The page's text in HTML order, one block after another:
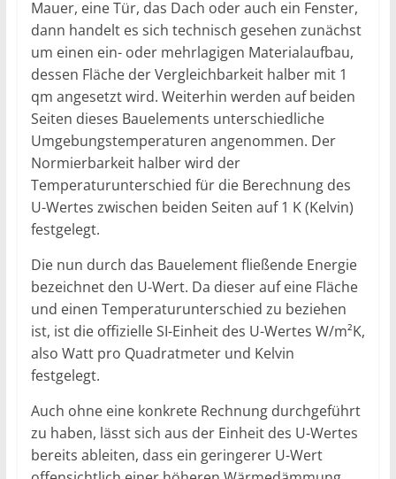
Mauer, eine Tür, das Dach oder auch ein Fenster,
dann handelt es sich technisch gesehen zunächst
um einen ein- oder mehrlagigen Materialaufbau,
dessen Fläche der Vergleichbarkeit halber mit 1
qm angesetzt wird. Weiterhin werden auf beiden
Seiten dieses Bauelements unterschiedliche
Umgebungstemperaturen angenommen. Der
Normierbarkeit halber wird der
Temperaturunterschied für die Berechnung des
U-Wertes zwischen beiden Seiten auf 1 K (Kelvin)
festgelegt.
Die nun durch das Bauelement fließende Energie
bezeichnet den U-Wert. Da dieser auf eine Fläche
und einen Temperaturunterschied zu beziehen
ist, ist die offizielle SI-Einheit des U-Wertes W/m²K,
also Watt pro Quadratmeter und Kelvin
festgelegt.
Auch ohne eine konkrete Rechnung durchgeführt
zu haben, lässt sich aus der Einheit des U-Wertes
bereits ableiten, dass ein geringerer U-Wert